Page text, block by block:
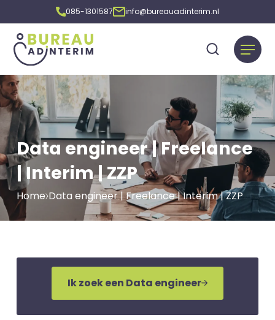
085-1301587 info@bureauadinterim.nl
Data engineer | Freelance
| Interim | ZZP
Home Data engineer | Freelance | Interim | ZZP
Ik zoek een Data engineer